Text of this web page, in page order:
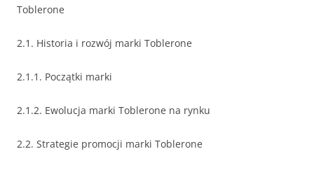
Toblerone
2.1. Historia i rozwój marki Toblerone
2.1.1. Początki marki
2.1.2. Ewolucja marki Toblerone na rynku
2.2. Strategie promocji marki Toblerone